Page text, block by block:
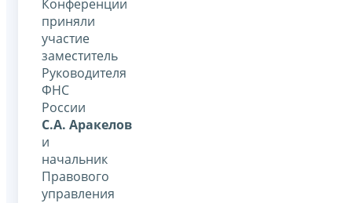
Конференции
приняли
участие
заместитель
Руководителя
ФНС
России
С.А. Аракелов
и
начальник
Правового
управления